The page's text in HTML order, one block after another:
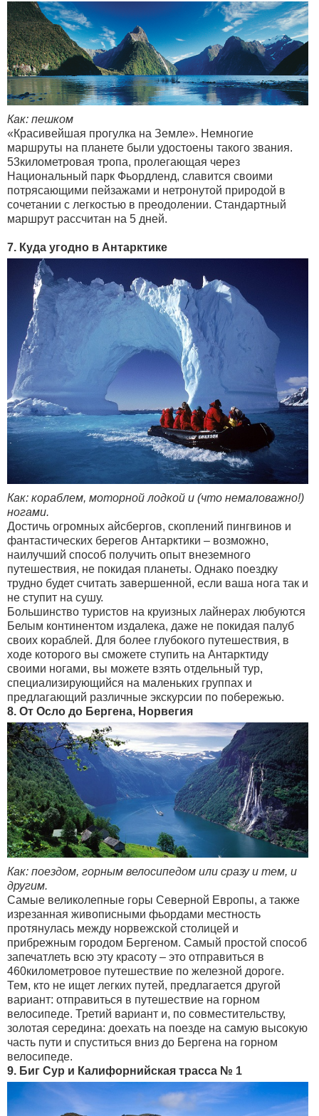
Как: пешком
«Красивейшая прогулка на Земле». Немногие
маршруты на планете были удостоены такого звания.
53километровая тропа, пролегающая через
Национальный парк Фьордленд, славится своими
потрясающими пейзажами и нетронутой природой в
сочетании с легкостью в преодолении. Стандартный
маршрут рассчитан на 5 дней.
7. Куда угодно в Антарктике
Как: кораблем, моторной лодкой и (что немаловажно!)
ногами.
Достичь огромных айсбергов, скоплений пингвинов и
фантастических берегов Антарктики – возможно,
наилучший способ получить опыт внеземного
путешествия, не покидая планеты. Однако поездку
трудно будет считать завершенной, если ваша нога так и
не ступит на сушу.
Большинство туристов на круизных лайнерах любуются
Белым континентом издалека, даже не покидая палуб
своих кораблей. Для более глубокого путешествия, в
ходе которого вы сможете ступить на Антарктиду
своими ногами, вы можете взять отдельный тур,
специализирующийся на маленьких группах и
предлагающий различные экскурсии по побережью.
8. От Осло до Бергена, Норвегия
Как: поездом, горным велосипедом или сразу и тем, и
другим.
Самые великолепные горы Северной Европы, а также
изрезанная живописными фьордами местность
протянулась между норвежской столицей и
прибрежным городом Бергеном. Самый простой способ
запечатлеть всю эту красоту – это отправиться в
460километровое путешествие по железной дороге.
Тем, кто не ищет легких путей, предлагается другой
вариант: отправиться в путешествие на горном
велосипеде. Третий вариант и, по совместительству,
золотая середина: доехать на поезде на самую высокую
часть пути и спуститься вниз до Бергена на горном
велосипеде.
9. Биг Сур и Калифорнийская трасса № 1